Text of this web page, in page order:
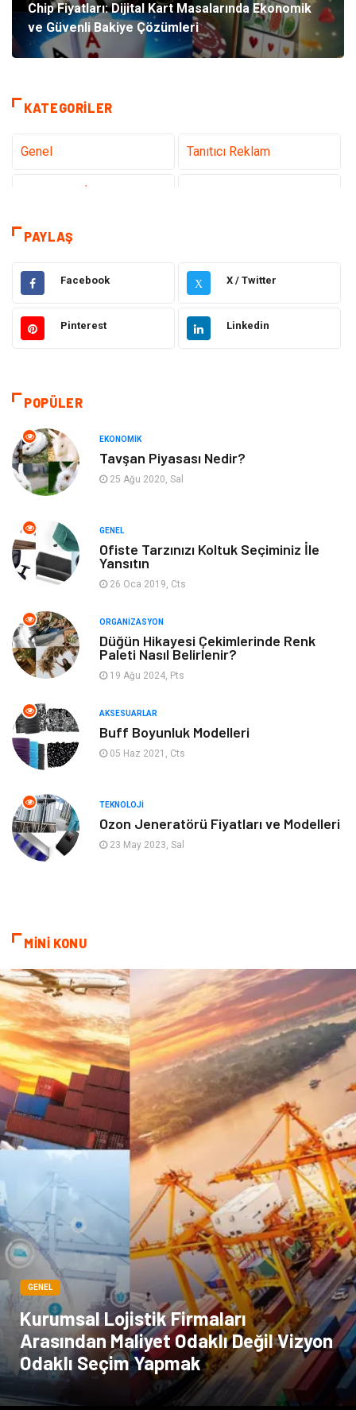
Chip Fiyatları: Dijital Kart Masalarında Ekonomik
ve Güvenli Bakiye Çözümleri
KATEGORILER
Genel Tanıtıcı Reklam
teknoloji
Hukuk Giyim
Elektronik Makine
Sağlıklı Yaşam
Otomotiv
Tatil
Yeme & İçme Spor
Gençlik & Eğlence Keyif & Hobi
Aksesuarlar
Mobilya
Gayrimenkul
Ev İşleri
Astroloji
Cam sosyal
Kına Gecesi genel blog
Sigorta Veteriner
kadınlar ve takı sağlık
Spor Malzemeleri
PAYLAŞ
Facebook X X / Twitter
Pinterest Linkedin
POPÜLER
EKONOMIK
Tavşan Piyasası Nedir?
25 Ağu 2020, Sal
GENEL
Ofiste Tarzınızı Koltuk Seçiminiz İle
Yansıtın
26 Oca 2019, Cts
ORGANIZASYON
Düğün Hikayesi Çekimlerinde Renk
Paleti Nasıl Belirlenir?
19 Ağu 2024, Pts
AKSESUARLAR
Buff Boyunluk Modelleri
05 Haz 2021, Cts
TEKNOLOJI
Ozon Jeneratörü Fiyatları ve Modelleri
23 May 2023, Sal
MİNİ KONU
GENEL
Kurumsal Lojistik Firmaları
Arasından Maliyet Odaklı Değil Vizyon
Odaklı Seçim Yapmak